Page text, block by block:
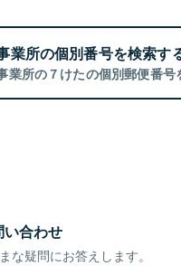
業所の個別番号を検索す
業所の７けたの個別郵便番号
い合わせ
な疑問にお答えします。